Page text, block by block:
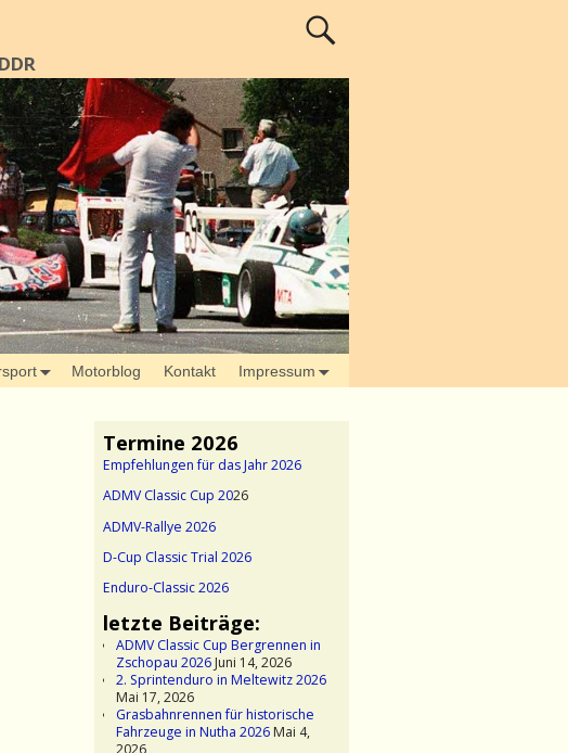
Motorblog Kontakt Impressum
Termine 2026
Empfehlungen für das Jahr 2026
ADMV Classic Cup 2026
ADMV-Rallye 2026
D-Cup Classic Trial 2026
Enduro-Classic 2026
letzte Beiträge:
ADMV Classic Cup Bergrennen in
Zschopau 2026Juni 14, 2026
2. Sprintenduro in Meltewitz 2026
Mai 17, 2026
Grasbahnrennen für historische
Fahrzeuge in Nutha 2026Mai 4,